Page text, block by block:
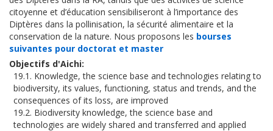
citoyenne et d’éducation sensibiliseront à l’importance des
Diptères dans la pollinisation, la sécurité alimentaire et la
conservation de la nature. Nous proposons les bourses
suivantes pour doctorat et master
Objectifs d'Aichi
19.1. Knowledge, the science base and technologies relating to
biodiversity, its values, functioning, status and trends, and the
consequences of its loss, are improved
19.2. Biodiversity knowledge, the science base and
technologies are widely shared and transferred and applied